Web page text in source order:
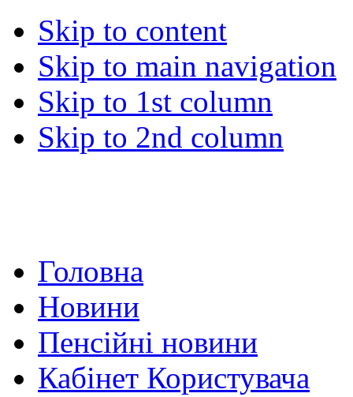
Skip to content
Skip to main navigation
Skip to 1st column
Skip to 2nd column
Головна
Новини
Пенсійні новини
Кабінет Користувача